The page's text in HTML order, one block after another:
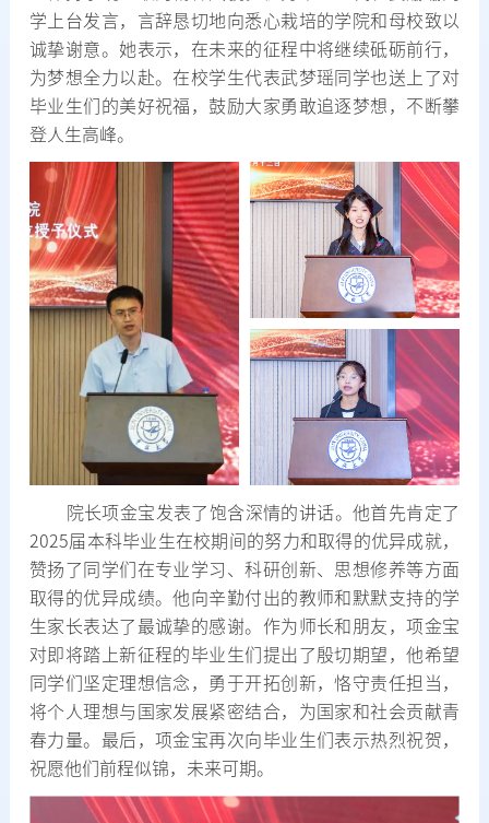
学上台发言，言辞恳切地向悉心栽培的学院和母校致以
诚挚谢意。她表示，在未来的征程中将继续砥砺前行，
为梦想全力以赴。在校学生代表武梦瑶同学也送上了对
毕业生们的美好祝福，鼓励大家勇敢追逐梦想，不断攀
登人生高峰。
院长项金宝发表了饱含深情的讲话。他首先肯定了
2025届本科毕业生在校期间的努力和取得的优异成就，
赞扬了同学们在专业学习、科研创新、思想修养等方面
取得的优异成绩。他向辛勤付出的教师和默默支持的学
生家长表达了最诚挚的感谢。作为师长和朋友，项金宝
对即将踏上新征程的毕业生们提出了殷切期望，他希望
同学们坚定理想信念，勇于开拓创新，恪守责任担当，
将个人理想与国家发展紧密结合，为国家和社会贡献青
春力量。最后，项金宝再次向毕业生们表示热烈祝贺，
祝愿他们前程似锦，未来可期。